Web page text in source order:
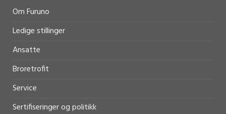
Om Furuno
Ledige stillinger
Ansatte
Broretrofit
Service
Sertifiseringer og politikk